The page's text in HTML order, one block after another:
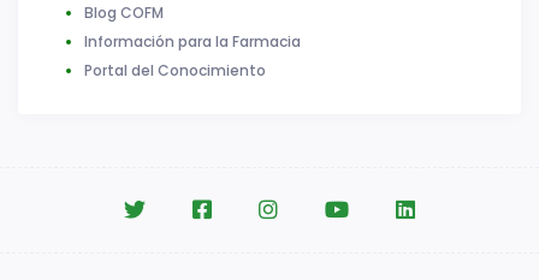
Blog COFM
Información para la Farmacia
Portal del Conocimiento